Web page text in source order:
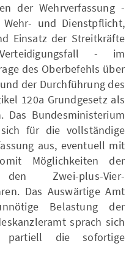
der Wehrverfassung -
und Dienstpflicht,
Einsatz der Streitkräfte
- im
des Oberbefehls über
der Durchführung des
120a Grundgesetz als
Das Bundesministerium
für die vollständige
aus, eventuell mit
Möglichkeiten der
Zwei-plus-Vier-
Das Auswärtige Amt
Belastung der
sprach sich
partiell die sofortige